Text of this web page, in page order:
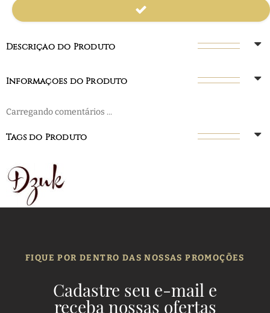
Descrição do Produto
Informações do Produto
Carregando comentários ...
Tags do Produto
FIQUE POR DENTRO DAS NOSSAS PROMOÇÕES
Cadastre seu e-mail e
receba nossas ofertas